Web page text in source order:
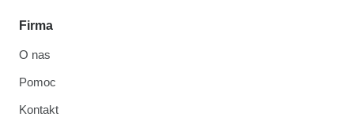
Firma
O nas
Pomoc
Kontakt